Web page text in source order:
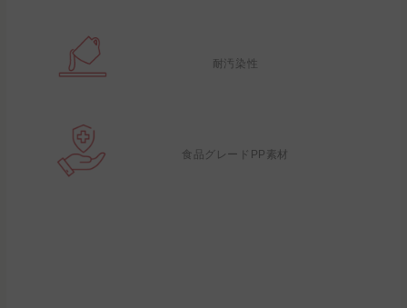
耐汚染性
食品グレードPP素材